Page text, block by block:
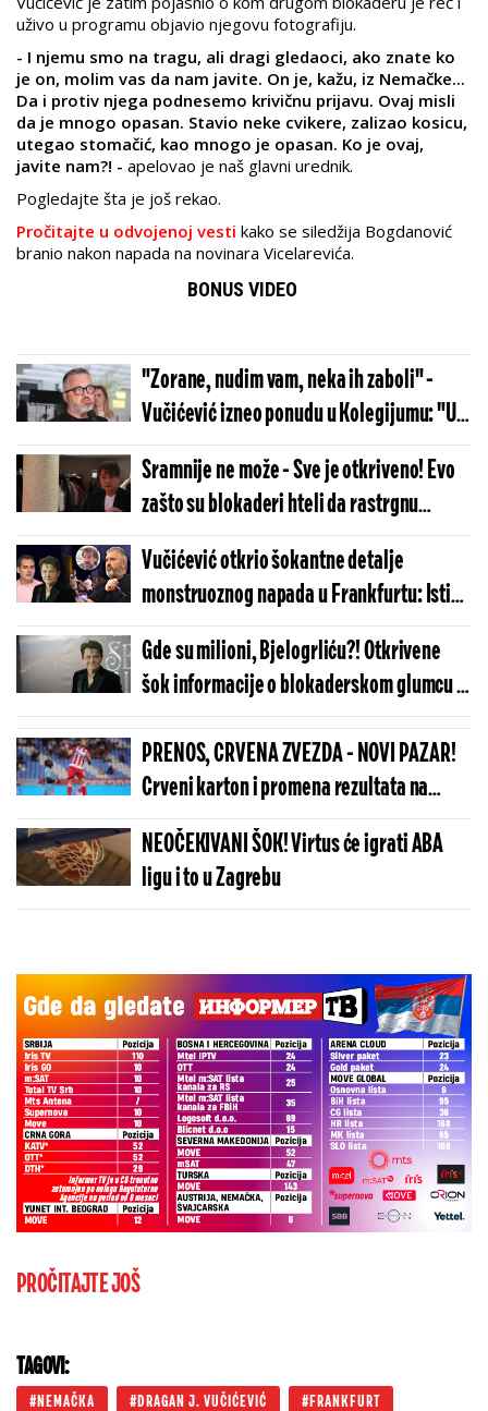
uživo u programu objavio njegovu fotografiju.
- I njemu smo na tragu, ali dragi gledaoci, ako znate ko
je on, molim vas da nam javite. On je, kažu, iz Nemačke...
Da i protiv njega podnesemo krivičnu prijavu. Ovaj misli
da je mnogo opasan. Stavio neke cvikere, zalizao kosicu,
utegao stomačić, kao mnogo je opasan. Ko je ovaj,
javite nam?! - apelovao je naš glavni urednik.
Pogledajte šta je još rekao.
Pročitajte u odvojenoj vesti kako se siledžija Bogdanović
branio nakon napada na novinara Vicelarevića.
BONUS VIDEO
"Zorane, nudim vam, neka ih zaboli" -
Vučićević izneo ponudu u Kolegijumu: "U
pitanju su desetine hiljada evra..." (VIDEO)
Sramnije ne može - Sve je otkriveno! Evo
zašto su blokaderi hteli da rastrgnu
novinara u Frankfurtu (FOTO/VIDEO)
Vučićević otkrio šokantne detalje
monstruoznog napada u Frankfurtu: Istina
o Bjelogrlićevim proglasovcima - Ovo su
radili u Nemačkoj
Gde su milioni, Bjelogrliću?! Otkrivene
šok informacije o blokaderskom glumcu -
Evo odakle mu pare (VIDEO)
PRENOS, CRVENA ZVEZDA - NOVI PAZAR!
Crveni karton i promena rezultata na
Marakani! (VIDEO)
NEOČEKIVANI ŠOK! Virtus će igrati ABA
ligu i to u Zagrebu
PROČITAJTE JOŠ
TAGOVI:
NEMAČKA DRAGAN J. VUČIĆEVIĆ FRANKFURT